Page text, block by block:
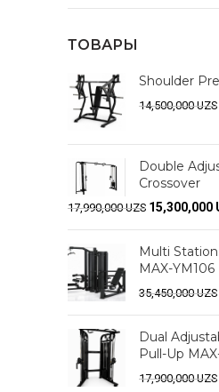
ТОВАРЫ
Shoulder
14,500,000UZS
Double
Crossover
17,990,000UZS 15,300,000
Multi
MAX-YM106
35,450,000UZS
Dual
Pull-Up
17,900,000UZS